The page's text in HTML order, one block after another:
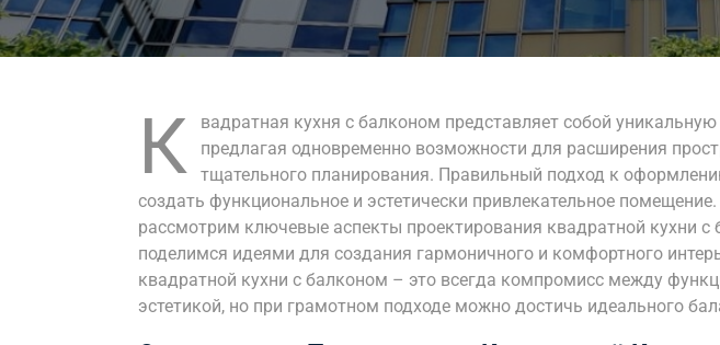
К
вадратная кухня с балконом представляет собой
предлагая одновременно возможности для расширения
тщательного планирования. Правильный подход к
создать функциональное и эстетически привлекательное
рассмотрим ключевые аспекты проектирования квадратной кухни с
поделимся идеями для создания гармоничного и комфортного
квадратной кухни с балконом – это всегда компромисс между
эстетикой, но при грамотном подходе можно достичь идеального